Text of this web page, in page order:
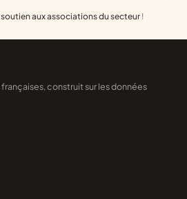
aux associations du secteur !